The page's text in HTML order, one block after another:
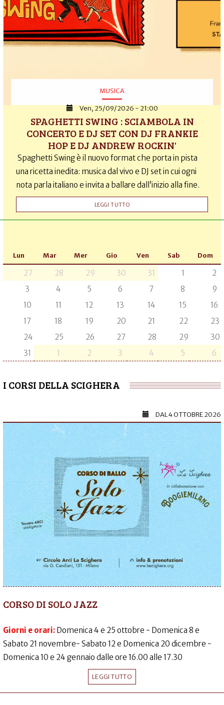
MUSICA
Ven, 25/09/2026 - 21:00
SPAGHETTI SWING : SCIAMBOLA IN
CONCERTO E DJ SET CON DJ FRANKIE
HOP E DJ ANDREW ROCKIN'
Spaghetti Swing è il nuovo format che porta in pista
una ricetta inedita: musica dal vivo e DJ set in cui ogni
nota parla italiano e invita a ballare dall’inizio alla fine.
LEGGI TUTTO
Lun Mar Mer Gio Ven Sab Dom
27 28 29 30 31 1
2
3
4 5 6 7 8
9
10
11 12 13 14 15
16
17
18 19 20 21 22
23
24
25 26 27 28 29
30
31
1 2 3 4 5 6
I CORSI DELLA SCIGHERA
DAL4 OTTOBRE 2026
CORSO DI SOLO JAZZ
Giorni e orari: Domenica 4 e 25 ottobre - Domenica 8 e
Sabato 21 novembre- Sabato 12 e Domenica 20 dicembre -
Domenica 10 e 24 gennaio dalle ore 16.00 alle 17.30
LEGGI TUTTO